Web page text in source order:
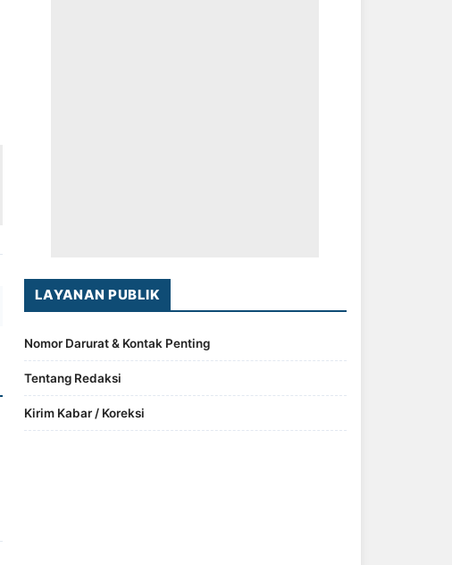
LAYANAN PUBLIK
Nomor Darurat & Kontak Penting
Tentang Redaksi
Kirim Kabar / Koreksi